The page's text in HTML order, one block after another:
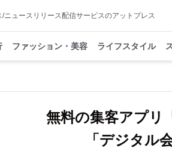
/ニュースリリース配信サービスのアットプレス
ファッション・美容 ライフスタイル
無料の集客アプリ
「デジタル